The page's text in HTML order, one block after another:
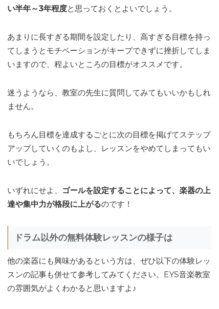
い半年～3年程度と思っておくとよいでしょう。
あまりに長すぎる期間を設定したり、高すぎる目標を持っ
てしまうとモチベーションがキープできずに挫折してしま
いますので、程よいところの目標がオススメです。
迷うようなら、教室の先生に質問してみてもいいかもしれ
ません。
もちろん目標を達成するごとに次の目標を掲げてステップ
アップしていくのもよし、レッスンをやめてしまってもい
いでしょう。
いずれにせよ、
ゴールを設定することによって、楽器の上
達や集中力が格段に上がるのです！
ドラム以外の無料体験レッスンの様子は
他の楽器にも興味があるという方は、ぜひ以下の体験レッ
スンの記事も併せて参考してみてください。EYS音楽教室
の雰囲気がよくわかると思いますよ♪